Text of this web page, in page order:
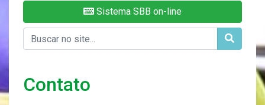
Sistema SBB on-line
Contato